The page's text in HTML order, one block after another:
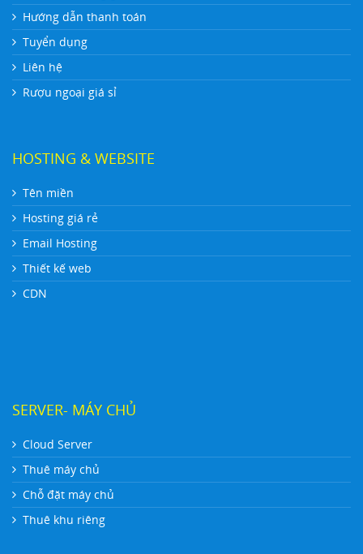
Hướng dẫn thanh toán
Tuyển dụng
Liên hệ
Rượu ngoại giá sỉ
HOSTING & WEBSITE
Tên miền
Hosting giá rẻ
Email Hosting
Thiết kế web
CDN
SERVER- MÁY CHỦ
Cloud Server
Thuê máy chủ
Chỗ đặt máy chủ
Thuê khu riêng